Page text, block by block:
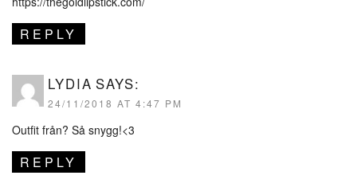
REPLY
LYDIA SAYS:
24/11/2018 AT 4:47 PM
Outfit från? Så snygg!<3
REPLY